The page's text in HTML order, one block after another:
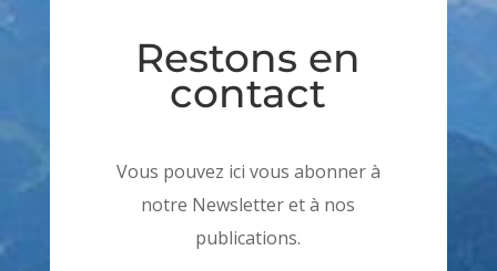
Restons en
contact
Vous pouvez ici vous abonner à
notre Newsletter et à nos
publications.